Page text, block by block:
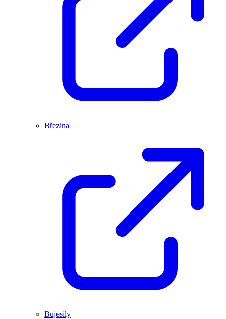
Březina
Bujesily